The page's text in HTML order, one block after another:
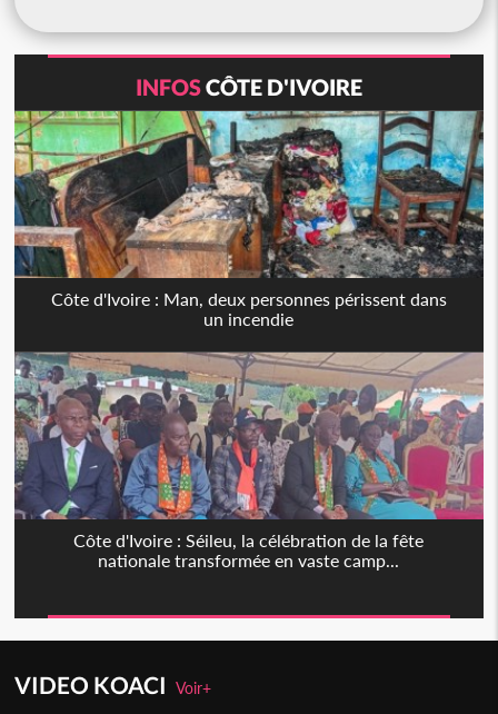
INFOSCÔTE D'IVOIRE
Côte d'Ivoire : Man, deux personnes périssent dans
un incendie
Côte d'Ivoire : Séileu, la célébration de la fête
nationale transformée en vaste camp...
VIDEO KOACIVoir+